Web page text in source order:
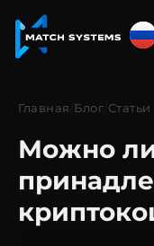
Главная Блог Статьи
Можно ли